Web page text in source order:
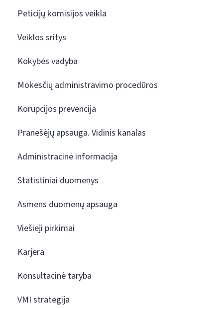
Peticijų komisijos veikla
Veiklos sritys
Kokybės vadyba
Mokesčių administravimo procedūros
Korupcijos prevencija
Pranešėjų apsauga. Vidinis kanalas
Administracinė informacija
Statistiniai duomenys
Asmens duomenų apsauga
Viešieji pirkimai
Karjera
Konsultacinė taryba
VMI strategija